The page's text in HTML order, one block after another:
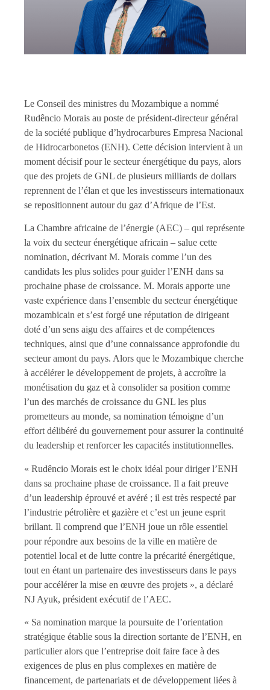
Le Conseil des ministres du Mozambique a nommé
Rudêncio Morais au poste de président-directeur général
de la société publique d’hydrocarbures Empresa Nacional
de Hidrocarbonetos (ENH). Cette décision intervient à un
moment décisif pour le secteur énergétique du pays, alors
que des projets de GNL de plusieurs milliards de dollars
reprennent de l’élan et que les investisseurs internationaux
se repositionnent autour du gaz d’Afrique de l’Est.
La Chambre africaine de l’énergie (AEC) – qui représente
la voix du secteur énergétique africain – salue cette
nomination, décrivant M. Morais comme l’un des
candidats les plus solides pour guider l’ENH dans sa
prochaine phase de croissance. M. Morais apporte une
vaste expérience dans l’ensemble du secteur énergétique
mozambicain et s’est forgé une réputation de dirigeant
doté d’un sens aigu des affaires et de compétences
techniques, ainsi que d’une connaissance approfondie du
secteur amont du pays. Alors que le Mozambique cherche
à accélérer le développement de projets, à accroître la
monétisation du gaz et à consolider sa position comme
l’un des marchés de croissance du GNL les plus
prometteurs au monde, sa nomination témoigne d’un
effort délibéré du gouvernement pour assurer la continuité
du leadership et renforcer les capacités institutionnelles.
« Rudêncio Morais est le choix idéal pour diriger l’ENH
dans sa prochaine phase de croissance. Il a fait preuve
d’un leadership éprouvé et avéré ; il est très respecté par
l’industrie pétrolière et gazière et c’est un jeune esprit
brillant. Il comprend que l’ENH joue un rôle essentiel
pour répondre aux besoins de la ville en matière de
potentiel local et de lutte contre la précarité énergétique,
tout en étant un partenaire des investisseurs dans le pays
pour accélérer la mise en œuvre des projets », a déclaré
NJ Ayuk, président exécutif de l’AEC.
« Sa nomination marque la poursuite de l’orientation
stratégique établie sous la direction sortante de l’ENH, en
particulier alors que l’entreprise doit faire face à des
exigences de plus en plus complexes en matière de
financement, de partenariats et de développement liées à